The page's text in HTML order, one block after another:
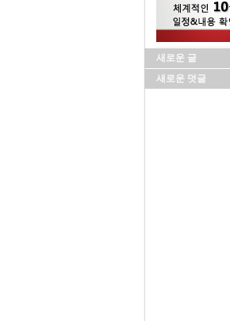
새로운 글
새로운 덧글